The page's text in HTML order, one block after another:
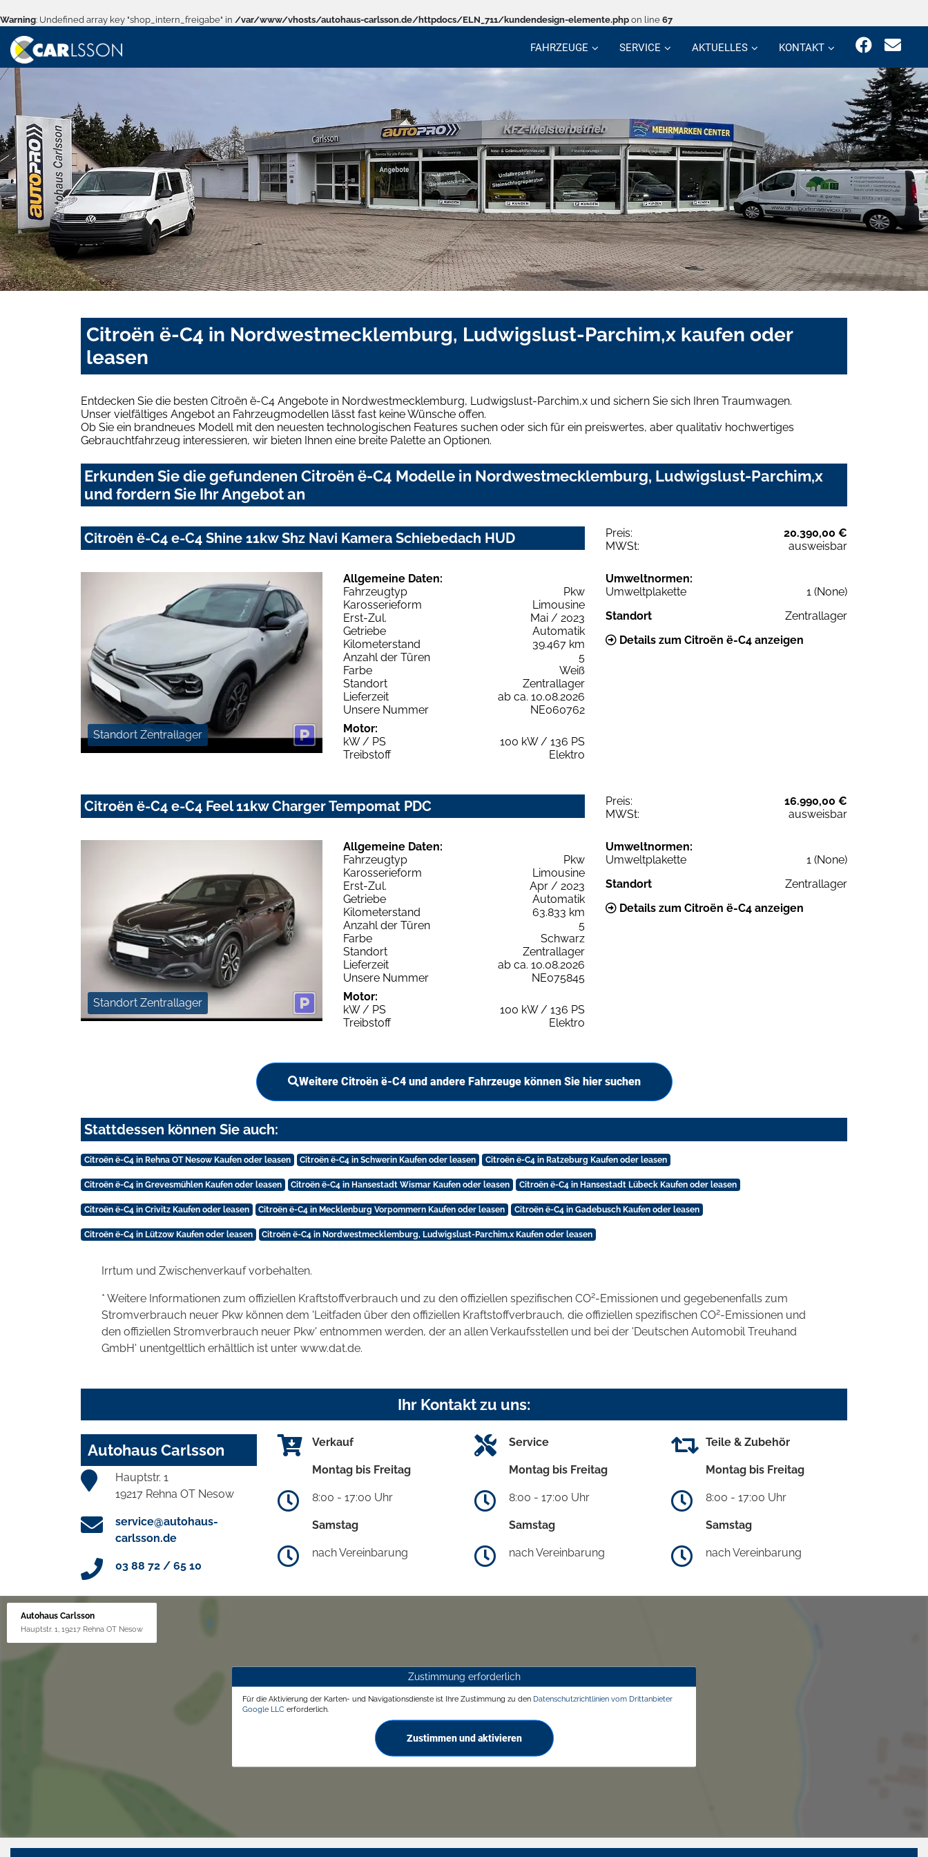
Warning: Undefined array key "shop_intern_freigabe" in /var/www/vhosts/autohaus-carlsson.de/httpdocs/ELN_711/kundendesign-elemente.php on line 67
FAHRZEUGE SERVICE AKTUELLES KONTAKT
Citroën ë-C4 in Nordwestmecklemburg, Ludwigslust-Parchim,x kaufen oder
leasen
Entdecken Sie die besten Citroën ë-C4 Angebote in Nordwestmecklemburg, Ludwigslust-Parchim,x und sichern Sie sich Ihren Traumwagen.
Unser vielfältiges Angebot an Fahrzeugmodellen lässt fast keine Wünsche offen.
Ob Sie ein brandneues Modell mit den neuesten technologischen Features suchen oder sich für ein preiswertes, aber qualitativ hochwertiges
Gebrauchtfahrzeug interessieren, wir bieten Ihnen eine breite Palette an Optionen.
Erkunden Sie die gefundenen Citroën ë-C4 Modelle in Nordwestmecklemburg, Ludwigslust-Parchim,x
und fordern Sie Ihr Angebot an
Citroën ë-C4 e-C4 Shine 11kw Shz Navi Kamera Schiebedach HUD Preis:
20.390,00 €
MWSt:
ausweisbar
Standort Zentrallager
Allgemeine Daten:
Fahrzeugtyp
Pkw
Karosserieform
Limousine
Erst-Zul.
Mai / 2023
Getriebe
Automatik
Kilometerstand
39.467 km
Anzahl der Türen
5
Farbe
Weiß
Standort
Zentrallager
Lieferzeit
ab ca. 10.08.2026
Unsere Nummer
NE060762
Motor:
kW / PS
100 kW / 136 PS
Treibstoff
Elektro
Umweltnormen:
Umweltplakette
1 (None)
Standort
Zentrallager
Details zum Citroën ë-C4 anzeigen
Citroën ë-C4 e-C4 Feel 11kw Charger Tempomat PDC Preis:
16.990,00 €
MWSt:
ausweisbar
Standort Zentrallager
Allgemeine Daten:
Fahrzeugtyp
Pkw
Karosserieform
Limousine
Erst-Zul.
Apr / 2023
Getriebe
Automatik
Kilometerstand
63.833 km
Anzahl der Türen
5
Farbe
Schwarz
Standort
Zentrallager
Lieferzeit
ab ca. 10.08.2026
Unsere Nummer
NE075845
Motor:
kW / PS
100 kW / 136 PS
Treibstoff
Elektro
Umweltnormen:
Umweltplakette
1 (None)
Standort
Zentrallager
Details zum Citroën ë-C4 anzeigen
Weitere Citroën ë-C4 und andere Fahrzeuge können Sie hier suchen
Stattdessen können Sie auch:
Citroën ë-C4 in Rehna OT Nesow Kaufen oder leasen Citroën ë-C4 in Schwerin Kaufen oder leasen Citroën ë-C4 in Ratzeburg Kaufen oder leasen
Citroën ë-C4 in Grevesmühlen Kaufen oder leasen Citroën ë-C4 in Hansestadt Wismar Kaufen oder leasen Citroën ë-C4 in Hansestadt Lübeck Kaufen oder leasen
Citroën ë-C4 in Crivitz Kaufen oder leasen Citroën ë-C4 in Mecklenburg Vorpommern Kaufen oder leasen Citroën ë-C4 in Gadebusch Kaufen oder leasen
Citroën ë-C4 in Lützow Kaufen oder leasen Citroën ë-C4 in Nordwestmecklemburg, Ludwigslust-Parchim,x Kaufen oder leasen
Irrtum und Zwischenverkauf vorbehalten.
* Weitere Informationen zum offiziellen Kraftstoffverbrauch und zu den offiziellen spezifischen CO2-Emissionen und gegebenenfalls zum
Stromverbrauch neuer Pkw können dem 'Leitfaden über den offiziellen Kraftstoffverbrauch, die offiziellen spezifischen CO2-Emissionen und
den offiziellen Stromverbrauch neuer Pkw' entnommen werden, der an allen Verkaufsstellen und bei der 'Deutschen Automobil Treuhand
GmbH' unentgeltlich erhältlich ist unter www.dat.de.
Ihr Kontakt zu uns:
Autohaus Carlsson
Hauptstr. 1
19217 Rehna OT Nesow
service@autohaus-
carlsson.de
03 88 72 / 65 10
Verkauf
Montag bis Freitag
8:00 - 17:00 Uhr
Samstag
nach Vereinbarung
Service
Montag bis Freitag
8:00 - 17:00 Uhr
Samstag
nach Vereinbarung
Teile & Zubehör
Montag bis Freitag
8:00 - 17:00 Uhr
Samstag
nach Vereinbarung
Autohaus Carlsson
Hauptstr. 1, 19217 Rehna OT Nesow
Zustimmung erforderlich
Für die Aktivierung der Karten- und Navigationsdienste ist Ihre Zustimmung zu den Datenschutzrichtlinien vom Drittanbieter
Google LLC erforderlich.
Zustimmen und aktivieren